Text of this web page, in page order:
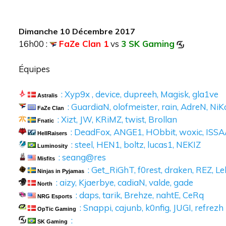
Dimanche 10 Décembre 2017
16h00 : FaZe Clan 1vs 3 SK Gaming
Équipes
Astralis : Xyp9x , device, dupreeh, Magisk, gla1ve
FaZe Clan : GuardiaN, olofmeister, rain, AdreN,
Fnatic : Xizt, JW, KRiMZ, twist, Brollan
HellRaisers : DeadFox, ANGE1, HObbit, woxic,
Luminosity : steel, HEN1, boltz, lucas1, NEKIZ
Misfits : seang@res
Ninjas in Pyjamas : Get_RiGhT, f0rest, draken, REZ,
North : aizy, Kjaerbye, cadiaN, valde, gade
NRG Esports : daps, tarik, Brehze, nahtE, CeRq
OpTic Gaming : Snappi, cajunb, k0nfig, JUGI, refrezh
SK Gaming :